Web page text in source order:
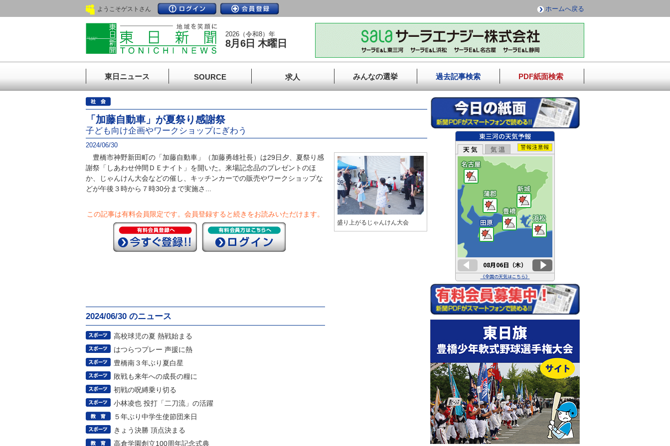
ようこそゲストさん ホームへ戻る
2026（令和8）年
8月6日 木曜日
東日ニュース SOURCE 求人 みんなの選挙 過去記事検索 PDF紙面検索
「加藤自動車」が夏祭り感謝祭
子ども向け企画やワークショップにぎわう
2024/06/30
豊橋市神野新田町の「加藤自動車」（加藤勇雄社長）は29日夕、夏祭り感
謝祭「しあわせ仲間ＤＥナイト」を開いた。来場記念品のプレゼントのほ
か、じゃんけん大会などの催し、キッチンカーでの販売やワークショップな
どが午後３時から７時30分まで実施さ...
この記事は有料会員限定です。 会員登録すると続きをお読みいただけます。
2024/06/30 のニュース
高校球児の夏 熱戦始まる
はつらつプレー 声援に熱
豊橋南３年ぶり夏白星
敗戦も来年への成長の糧に
初戦の呪縛乗り切る
小林凌也 投打「二刀流」の活躍
５年ぶり中学生使節団来日
きょう決勝 頂点決まる
高倉学園創立100周年記念式典
盛り上がるじゃんけん大会